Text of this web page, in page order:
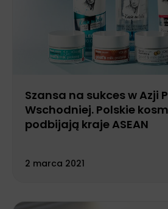
Szansa na sukces w Azji
Wschodniej. Polskie
podbijają kraje ASEAN
2 marca 2021